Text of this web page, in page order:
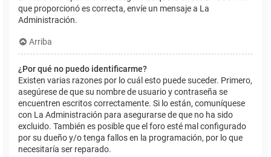
que proporcionó es correcta, envíe un mensaje a La
Administración.
Arriba
¿Por qué no puedo identificarme?
Existen varias razones por lo cuál esto puede suceder. Primero,
asegúrese de que su nombre de usuario y contraseña se
encuentren escritos correctamente. Si lo están, comuníquese
con La Administración para asegurarse de que no ha sido
excluido. También es posible que el foro esté mal configurado
por su dueño y/o tenga fallos en la programación, por lo que
necesitaría ser reparado.